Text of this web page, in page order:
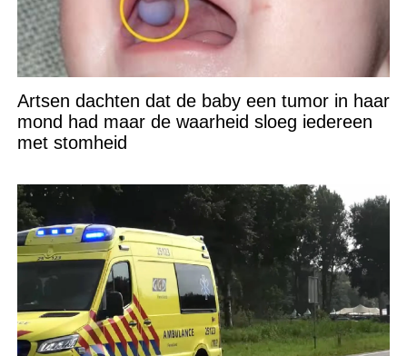
Artsen dachten dat de baby een tumor in haar
mond had maar de waarheid sloeg iedereen
met stomheid